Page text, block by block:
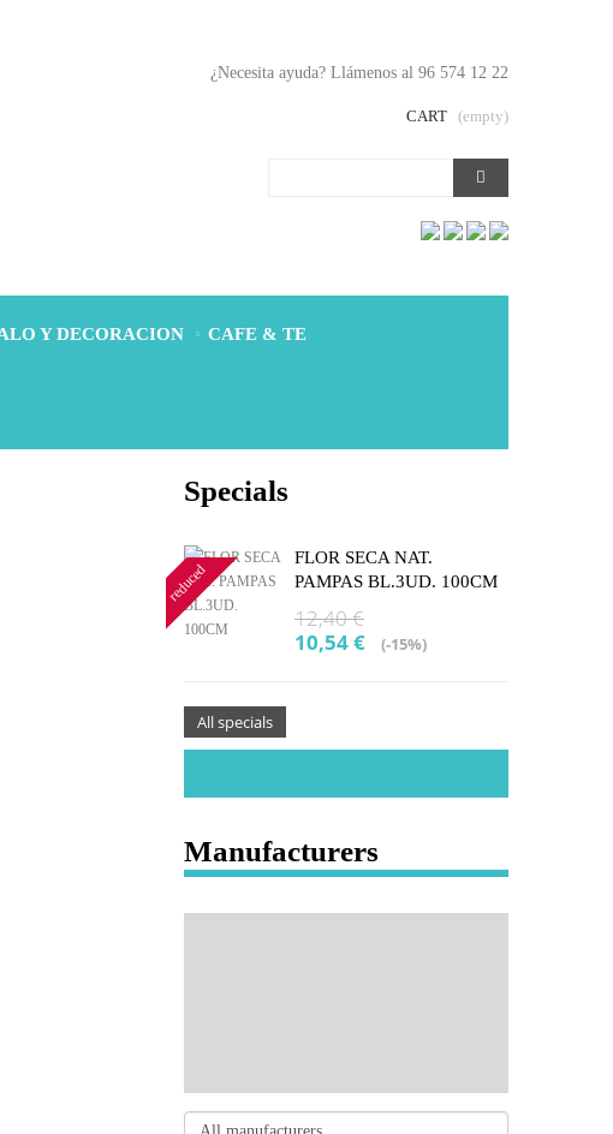
¿Necesita ayuda? Llámenos al 96 574 12 22
CART (empty)
Y DECORACION CAFE & TE
Specials
reduced
FLOR SECA NAT.
PAMPAS BL.3UD. 100CM
12,40 €
10,54 €
(-15%)
All specials
Manufacturers